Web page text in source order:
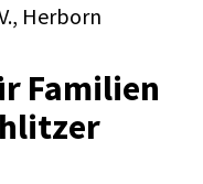
Herborn
Familien